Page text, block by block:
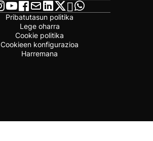
Pribatutasun politika
Lege oharra
Cookie politika
Cookieen konfigurazioa
Harremana